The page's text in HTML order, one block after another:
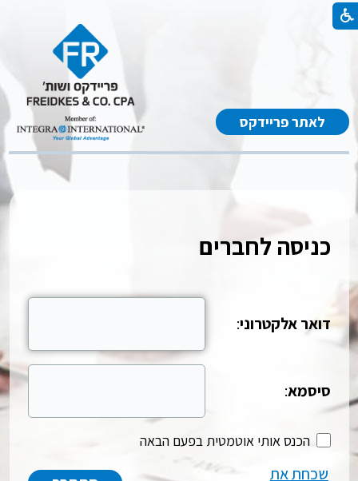
לאתר פריידקס
כניסה לחברים
דואר אלקטרוני:
סיסמא:
הכנס אותי אוטמטית בפעם הבאה
שכחת את